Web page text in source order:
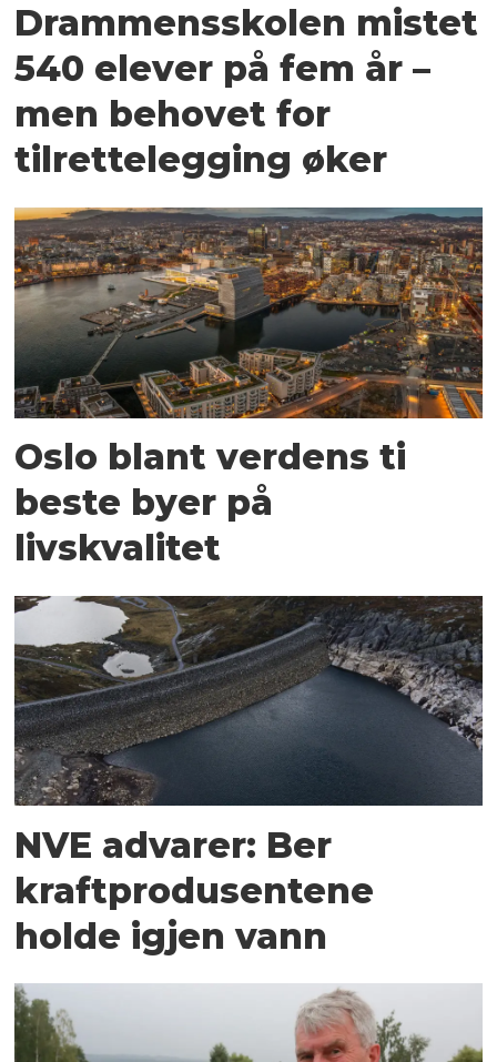
Drammensskolen mistet
540 elever på fem år –
men behovet for
tilrettelegging øker
Oslo blant verdens ti
beste byer på
livskvalitet
NVE advarer: Ber
kraftprodusentene
holde igjen vann